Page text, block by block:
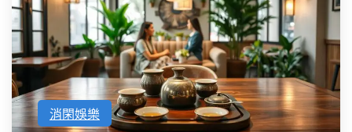
消閑娛樂